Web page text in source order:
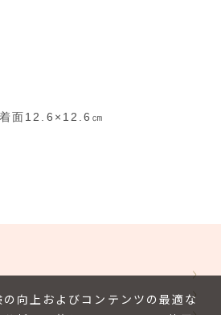
面12.6×12.6㎝
向上およびコンテンツの最適な